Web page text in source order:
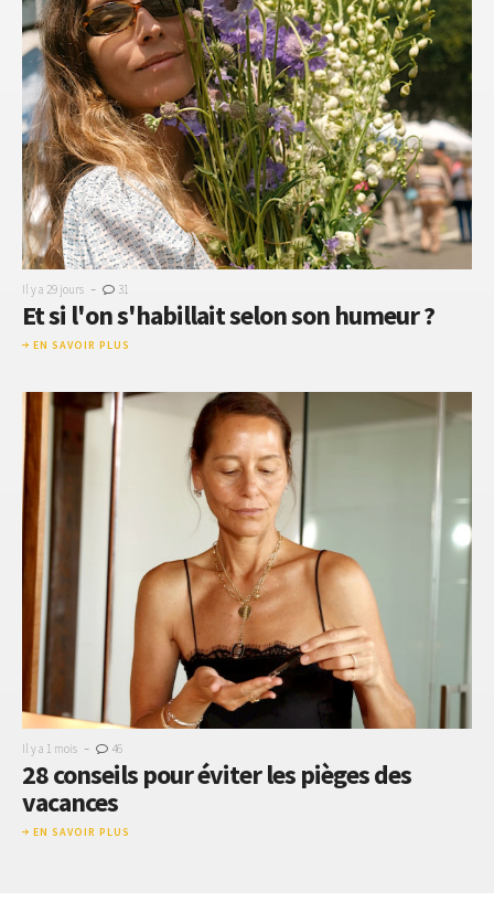
Il y a 29 jours - 31
Et si l'on s'habillait selon son humeur ?
EN SAVOIR PLUS
Il y a 1 mois - 46
28 conseils pour éviter les pièges des
vacances
EN SAVOIR PLUS